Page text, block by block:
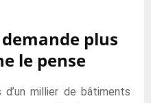
plus
le pense
millier de bâtiments